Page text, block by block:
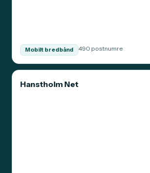
Mobilt bredbånd 490 postnumre
Hanstholm Net